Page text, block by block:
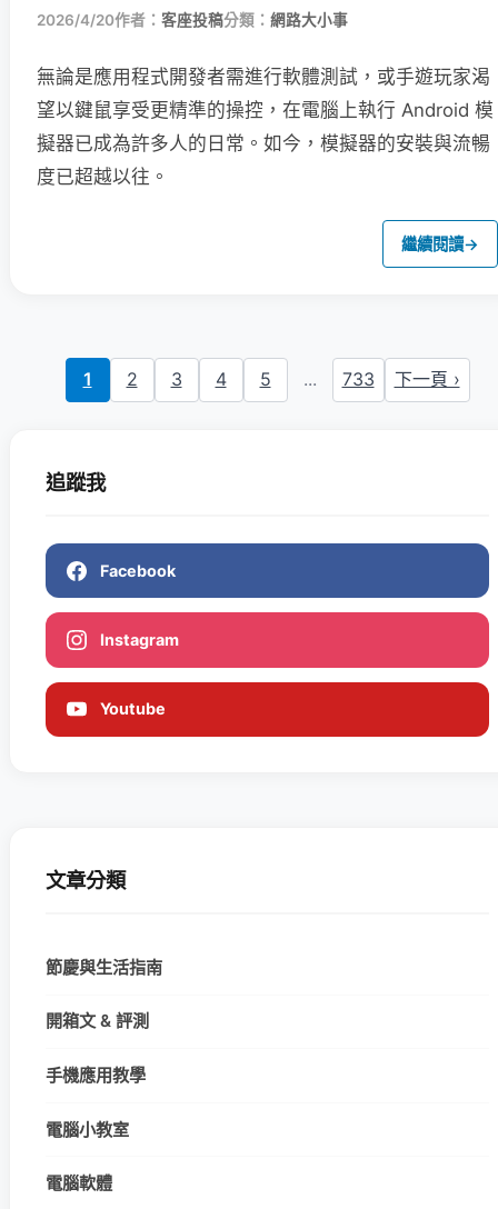
2026/4/20作者： 客座投稿分類： 網路大小事
無論是應用程式開發者需進行軟體測試，或手遊玩家渴
望以鍵鼠享受更精準的操控，在電腦上執行 Android 模
擬器已成為許多人的日常。如今，模擬器的安裝與流暢
度已超越以往。
繼續閱讀→
1 2 3 4 5 ... 733 下一頁 ›
追蹤我
Facebook
Instagram
Youtube
文章分類
節慶與生活指南
開箱文 & 評測
手機應用教學
電腦小教室
電腦軟體